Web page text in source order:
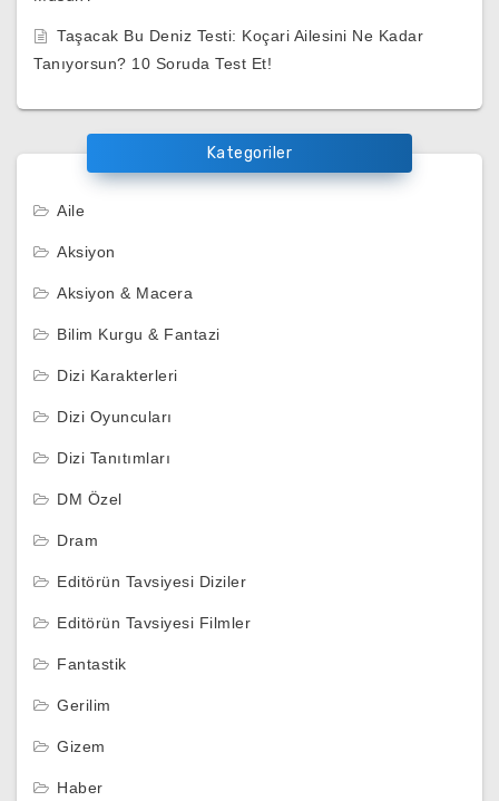
Taşacak Bu Deniz Testi: Koçari Ailesini Ne Kadar
Tanıyorsun? 10 Soruda Test Et!
Kategoriler
Aile
Aksiyon
Aksiyon & Macera
Bilim Kurgu & Fantazi
Dizi Karakterleri
Dizi Oyuncuları
Dizi Tanıtımları
DM Özel
Dram
Editörün Tavsiyesi Diziler
Editörün Tavsiyesi Filmler
Fantastik
Gerilim
Gizem
Haber